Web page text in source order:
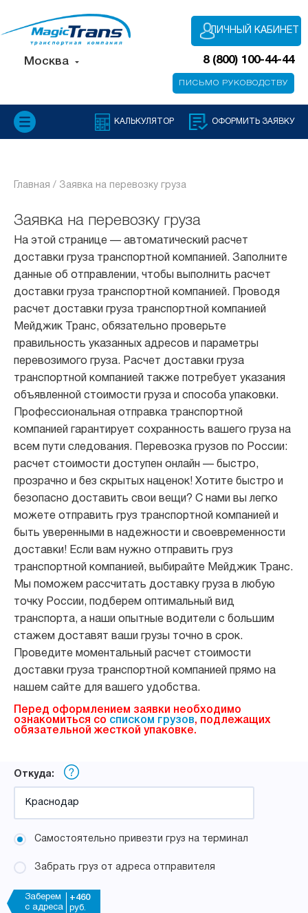
Москва 8 (800) 100-44-44
ЛИЧНЫЙ КАБИНЕТ
ПИСЬМО РУКОВОДСТВУ
КАЛЬКУЛЯТОР ОФОРМИТЬ ЗАЯВКУ
Главная / Заявка на перевозку груза
Заявка на перевозку груза
На этой странице — автоматический расчет
доставки груза транспортной компанией. Заполните
данные об отправлении, чтобы выполнить расчет
доставки груза транспортной компанией. Проводя
расчет доставки груза транспортной компанией
Мейджик Транс, обязательно проверьте
правильность указанных адресов и параметры
перевозимого груза. Расчет доставки груза
транспортной компанией также потребует указания
объявленной стоимости груза и способа упаковки.
Профессиональная отправка транспортной
компанией гарантирует сохранность вашего груза на
всем пути следования. Перевозка грузов по России:
расчет стоимости доступен онлайн — быстро,
прозрачно и без скрытых наценок! Хотите быстро и
безопасно доставить свои вещи? С нами вы легко
можете отправить груз транспортной компанией и
быть уверенными в надежности и своевременности
доставки! Если вам нужно отправить груз
транспортной компанией, выбирайте Мейджик Транс.
Мы поможем рассчитать доставку груза в любую
точку России, подберем оптимальный вид
транспорта, а наши опытные водители с большим
стажем доставят ваши грузы точно в срок.
Проведите моментальный расчет стоимости
доставки груза транспортной компанией прямо на
нашем сайте для вашего удобства.
Перед оформлением заявки необходимо
ознакомиться со списком грузов, подлежащих
обязательной жесткой упаковке.
Откуда:
Самостоятельно привезти груз на терминал
Забрать груз от адреса отправителя
Заберем
с адреса
+460
руб.